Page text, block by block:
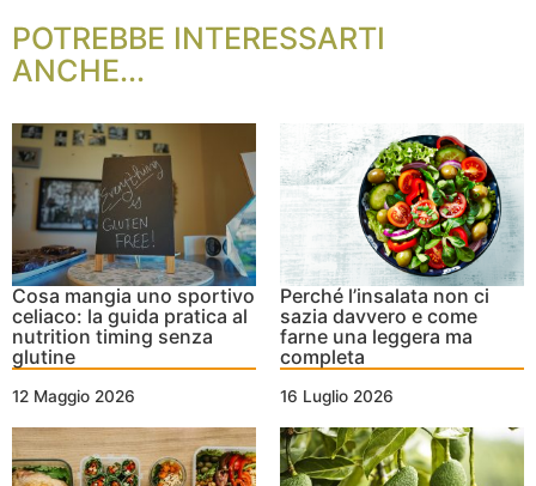
POTREBBE INTERESSARTI
ANCHE...
Cosa mangia uno sportivo
celiaco: la guida pratica al
nutrition timing senza
glutine
12 Maggio 2026
Perché l’insalata non ci
sazia davvero e come
farne una leggera ma
completa
16 Luglio 2026